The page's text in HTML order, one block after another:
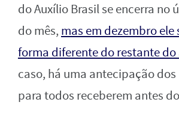
do Auxílio Brasil se encerra no
do mês, mas em dezembro ele
forma diferente do restante do
caso, há uma antecipação
para todos receberem antes